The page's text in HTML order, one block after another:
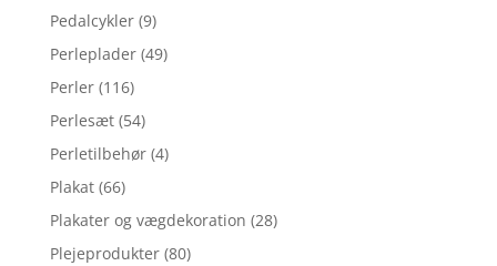
Pedalcykler (9)
Perleplader (49)
Perler (116)
Perlesæt (54)
Perletilbehør (4)
Plakat (66)
Plakater og vægdekoration (28)
Plejeprodukter (80)